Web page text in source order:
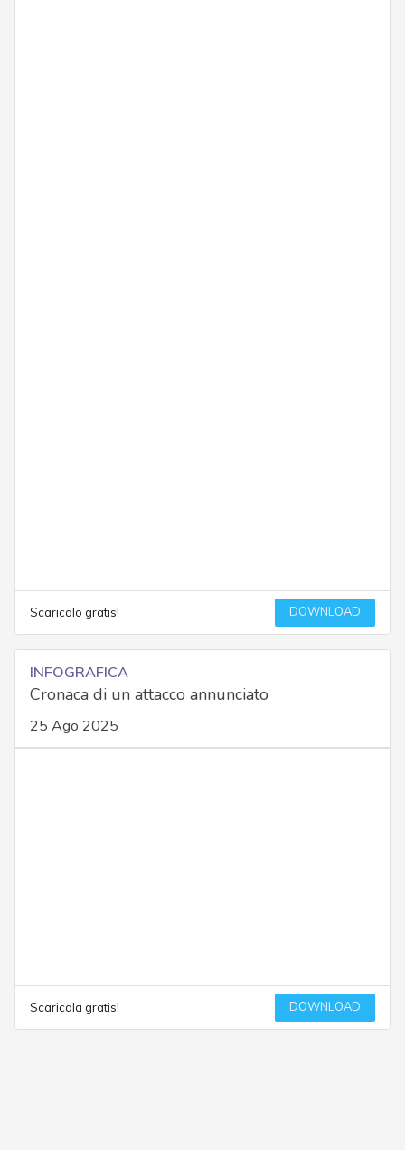
Scaricalo gratis! DOWNLOAD
INFOGRAFICA
Cronaca di un attacco annunciato
25 Ago 2025
Scaricala gratis! DOWNLOAD